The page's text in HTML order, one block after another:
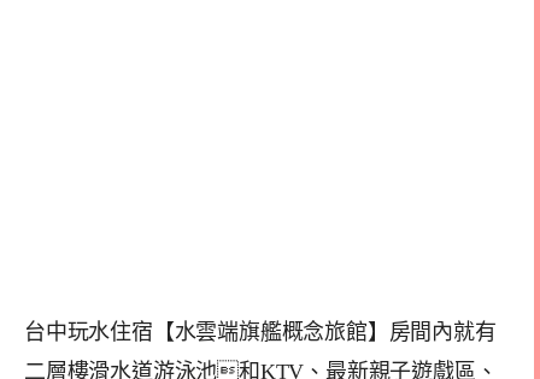
台中玩水住宿【水雲端旗艦概念旅館】房間內就有
二層樓滑水道游泳池和KTV、最新親子遊戲區、